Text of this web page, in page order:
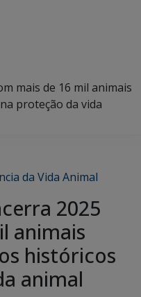
mais de 16 mil animais
proteção da vida
da Vida Animal
2025
animais
históricos
animal